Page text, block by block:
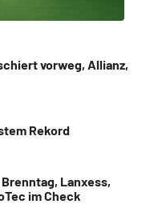
vorweg, Allianz,
Rekord
Lanxess,
im Check